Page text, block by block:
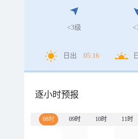
<3级
日出 05:16
逐小时预报
08时 09时 10时 11时